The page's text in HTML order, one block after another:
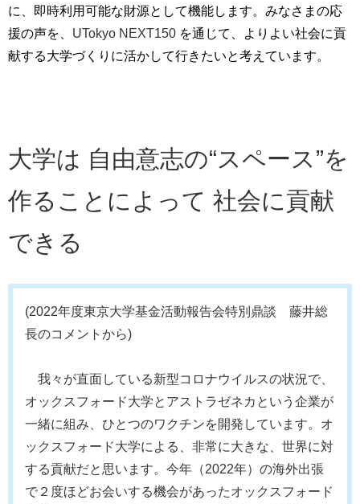
に、即時利用可能な財源として機能します。みなさまの応
援の声を、 UTokyo NEXT150 を通じて、よりよい社会に貢
献する大学づくりに活かして行きたいと考えています。
大学は 自由意志の“スペース”を
作ることによって 社会に貢献
できる
(2022年度東京大学基金活動報告会特別鼎談 藤井総
長のコメントから)
我々が直面している新型コロナウイルスの状況で、
オックスフォード大学とアストラゼネカという企業が
一緒に組み、ひとつのワクチンを開発しています。オ
ックスフォード大学による、非常に大きな、世界に対
する貢献だと思います。今年（2022年）の海外出張
で２度ほどお会いする機会があったオックスフォード